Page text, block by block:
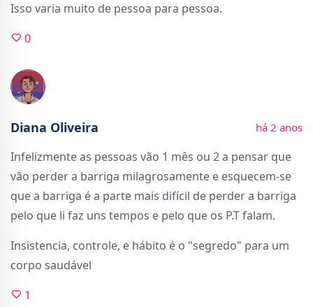
Isso varia muito de pessoa para pessoa.
0
Diana Oliveira há 2 anos
Infelizmente as pessoas vão 1 mês ou 2 a pensar que
vão perder a barriga milagrosamente e esquecem-se
que a barriga é a parte mais difícil de perder a barriga
pelo que li faz uns tempos e pelo que os P.T falam.
Insistencia, controle, e hábito é o "segredo" para um
corpo saudável
1